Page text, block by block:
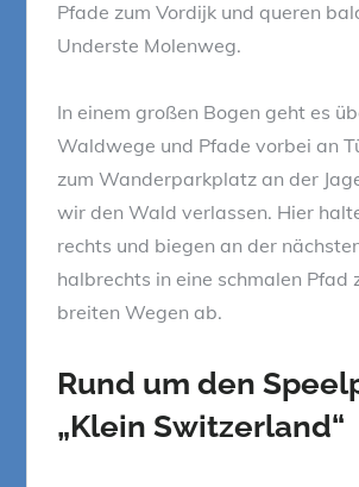
Pfade zum Vordijk und queren
Underste Molenweg.
In einem großen Bogen geht es
Waldwege und Pfade vorbei an
zum Wanderparkplatz an der
wir den Wald verlassen. Hier
rechts und biegen an der
halbrechts in eine schmalen Pfad
breiten Wegen ab.
Rund um den
„Klein Switzerland“